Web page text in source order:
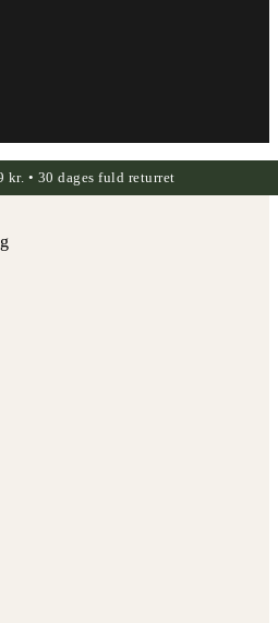
kr. • 30 dages fuld returret